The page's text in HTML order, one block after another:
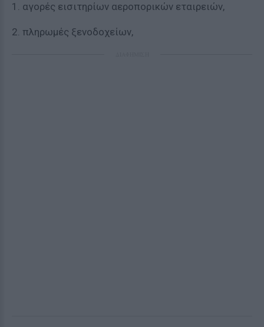
1. αγορές εισιτηρίων αεροπορικών εταιρειών,
2. πληρωμές ξενοδοχείων,